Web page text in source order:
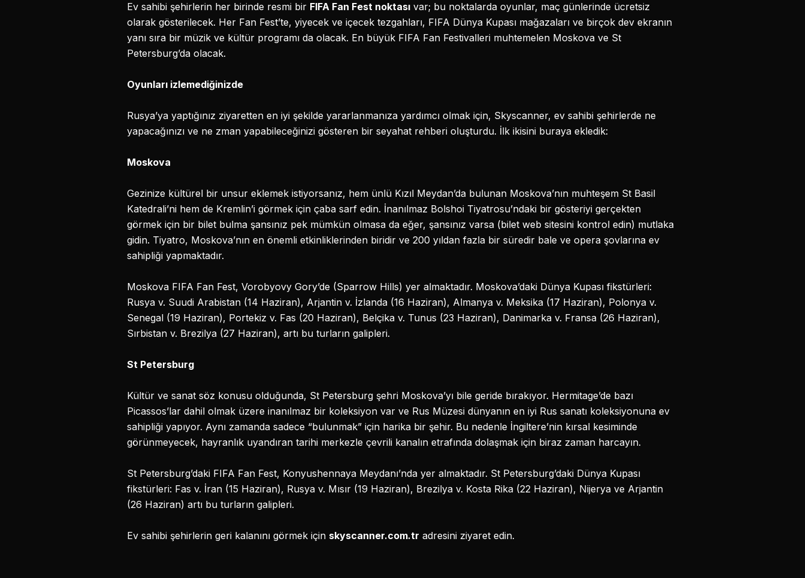
Ev sahibi şehirlerin her birinde resmi bir FIFA Fan Fest noktası var; bu noktalarda oyunlar, maç günlerinde ücretsiz
olarak gösterilecek. Her Fan Fest’te, yiyecek ve içecek tezgahları, FIFA Dünya Kupası mağazaları ve birçok dev ekranın
yanı sıra bir müzik ve kültür programı da olacak. En büyük FIFA Fan Festivalleri muhtemelen Moskova ve St
Petersburg’da olacak.
Oyunları izlemediğinizde
Rusya’ya yaptığınız ziyaretten en iyi şekilde yararlanmanıza yardımcı olmak için, Skyscanner, ev sahibi şehirlerde ne
yapacağınızı ve ne zman yapabileceğinizi gösteren bir seyahat rehberi oluşturdu. İlk ikisini buraya ekledik:
Moskova
Gezinize kültürel bir unsur eklemek istiyorsanız, hem ünlü Kızıl Meydan’da bulunan Moskova’nın muhteşem St Basil
Katedrali’ni hem de Kremlin’i görmek için çaba sarf edin. İnanılmaz Bolshoi Tiyatrosu’ndaki bir gösteriyi gerçekten
görmek için bir bilet bulma şansınız pek mümkün olmasa da eğer, şansınız varsa (bilet web sitesini kontrol edin) mutlaka
gidin. Tiyatro, Moskova’nın en önemli etkinliklerinden biridir ve 200 yıldan fazla bir süredir bale ve opera şovlarına ev
sahipliği yapmaktadır.
Moskova FIFA Fan Fest, Vorobyovy Gory’de (Sparrow Hills) yer almaktadır. Moskova’daki Dünya Kupası fikstürleri:
Rusya v. Suudi Arabistan (14 Haziran), Arjantin v. İzlanda (16 Haziran), Almanya v. Meksika (17 Haziran), Polonya v.
Senegal (19 Haziran), Portekiz v. Fas (20 Haziran), Belçika v. Tunus (23 Haziran), Danimarka v. Fransa (26 Haziran),
Sırbistan v. Brezilya (27 Haziran), artı bu turların galipleri.
St Petersburg
Kültür ve sanat söz konusu olduğunda, St Petersburg şehri Moskova’yı bile geride bırakıyor. Hermitage’de bazı
Picassos’lar dahil olmak üzere inanılmaz bir koleksiyon var ve Rus Müzesi dünyanın en iyi Rus sanatı koleksiyonuna ev
sahipliği yapıyor. Aynı zamanda sadece “bulunmak” için harika bir şehir. Bu nedenle İngiltere’nin kırsal kesiminde
görünmeyecek, hayranlık uyandıran tarihi merkezle çevrili kanalın etrafında dolaşmak için biraz zaman harcayın.
St Petersburg’daki FIFA Fan Fest, Konyushennaya Meydanı’nda yer almaktadır. St Petersburg’daki Dünya Kupası
fikstürleri: Fas v. İran (15 Haziran), Rusya v. Mısır (19 Haziran), Brezilya v. Kosta Rika (22 Haziran), Nijerya ve Arjantin
(26 Haziran) artı bu turların galipleri.
Ev sahibi şehirlerin geri kalanını görmek için skyscanner.com.tr adresini ziyaret edin.